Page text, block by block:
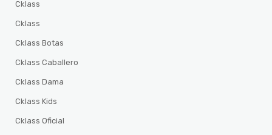
Cklass
Cklass
Cklass Botas
Cklass Caballero
Cklass Dama
Cklass Kids
Cklass Oficial